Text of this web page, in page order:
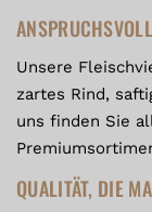
Unsere
zartes Rind,
uns finden Sie
QUALITÄT, DIE